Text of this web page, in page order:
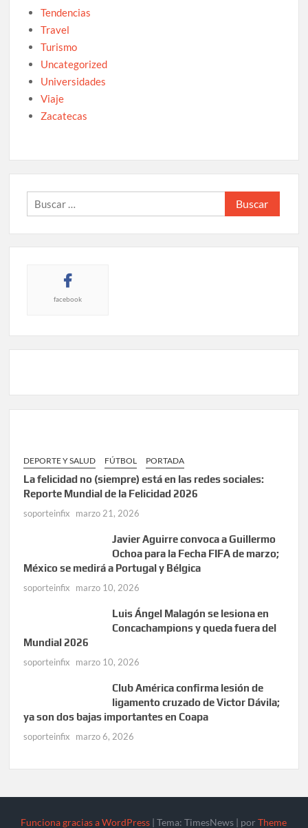
Tendencias
Travel
Turismo
Uncategorized
Universidades
Viaje
Zacatecas
Buscar:
facebook
DEPORTE Y SALUD FÚTBOL PORTADA
La felicidad no (siempre) está en las redes sociales:
Reporte Mundial de la Felicidad 2026
soporteinfix marzo 21, 2026
Javier Aguirre convoca a Guillermo
Ochoa para la Fecha FIFA de marzo;
México se medirá a Portugal y Bélgica
soporteinfix marzo 10, 2026
Luis Ángel Malagón se lesiona en
Concachampions y queda fuera del
Mundial 2026
soporteinfix marzo 10, 2026
Club América confirma lesión de
ligamento cruzado de Victor Dávila;
ya son dos bajas importantes en Coapa
soporteinfix marzo 6, 2026
Funciona gracias a WordPress |Tema: TimesNews | porTheme